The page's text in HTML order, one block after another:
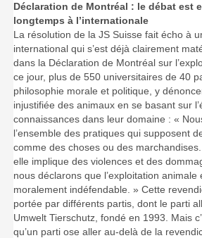
Déclaration de Montréal : le débat est
longtemps à l’internationale
La résolution de la JS Suisse fait écho à
international qui s’est déjà clairement
dans la Déclaration de Montréal sur
ce jour, plus de 550 universitaires de 40
philosophie morale et politique, y
injustifiée des animaux en se basant sur
connaissances dans leur domaine : «
l’ensemble des pratiques qui supposent
comme des choses ou des
elle implique des violences et des
nous déclarons que l’exploitation animale
moralement indéfendable. » Cette
portée par différents partis, dont le parti
Umwelt Tierschutz, fondé en 1993. Mais
qu’un parti ose aller au-delà de la